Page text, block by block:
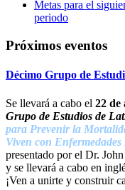
Metas para el
periodo
Próximos eventos
Décimo Grupo de
Se llevará a cabo el 22 de
Grupo de Estudios de
para Prevenir la
Viven con
presentado por el Dr.
y se llevará a cabo en
¡Ven a unirte y construir